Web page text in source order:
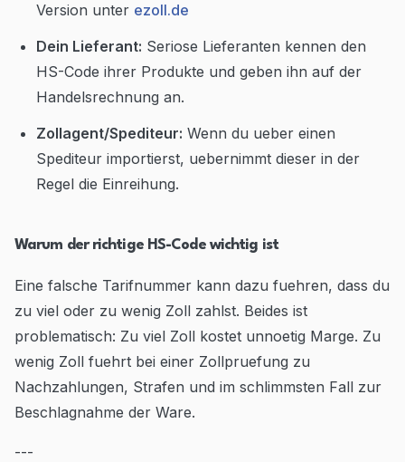
Version unter ezoll.de
Dein Lieferant: Seriose Lieferanten kennen den
HS-Code ihrer Produkte und geben ihn auf der
Handelsrechnung an.
Zollagent/Spediteur: Wenn du ueber einen
Spediteur importierst, uebernimmt dieser in der
Regel die Einreihung.
Warum der richtige HS-Code wichtig ist
Eine falsche Tarifnummer kann dazu fuehren, dass du
zu viel oder zu wenig Zoll zahlst. Beides ist
problematisch: Zu viel Zoll kostet unnoetig Marge. Zu
wenig Zoll fuehrt bei einer Zollpruefung zu
Nachzahlungen, Strafen und im schlimmsten Fall zur
Beschlagnahme der Ware.
---